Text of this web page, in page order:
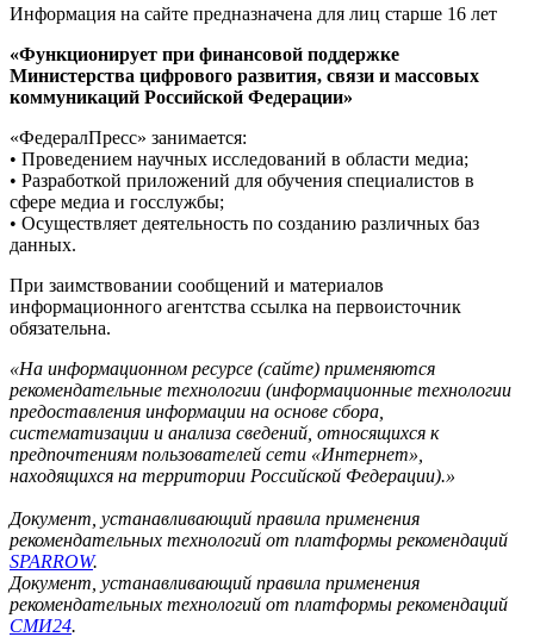
Информация на сайте предназначена для лиц старше 16 лет
«Функционирует при финансовой поддержке
Министерства цифрового развития, связи и массовых
коммуникаций Российской Федерации»
«ФедералПресс» занимается:
• Проведением научных исследований в области медиа;
• Разработкой приложений для обучения специалистов в
сфере медиа и госслужбы;
• Осуществляет деятельность по созданию различных баз
данных.
При заимствовании сообщений и материалов
информационного агентства ссылка на первоисточник
обязательна.
«На информационном ресурсе (сайте) применяются
рекомендательные технологии (информационные технологии
предоставления информации на основе сбора,
систематизации и анализа сведений, относящихся к
предпочтениям пользователей сети «Интернет»,
находящихся на территории Российской Федерации).»
Документ, устанавливающий правила применения
рекомендательных технологий от платформы рекомендаций
SPARROW.
Документ, устанавливающий правила применения
рекомендательных технологий от платформы рекомендаций
СМИ24.